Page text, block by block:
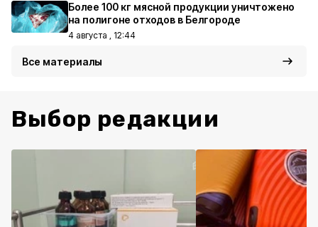
Более 100 кг мясной продукции уничтожено
на полигоне отходов в Белгороде
4 августа , 12:44
Все материалы
Выбор редакции